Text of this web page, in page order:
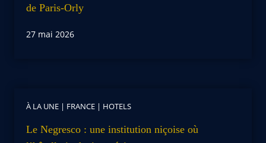
de Paris-Orly
27 mai 2026
À LA UNE | FRANCE | HOTELS
Le Negresco : une institution niçoise où